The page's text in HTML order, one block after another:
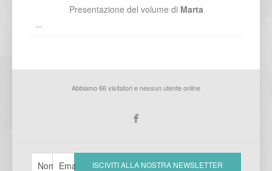
Presentazione del volume di Marta
...
Abbiamo 66 visitatori e nessun utente online